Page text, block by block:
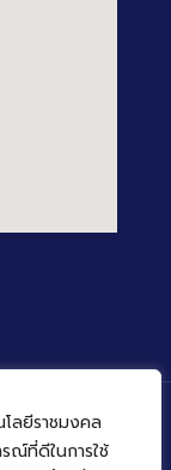
ลยีราชมงคล
ณ์ที่ดีในการใช้